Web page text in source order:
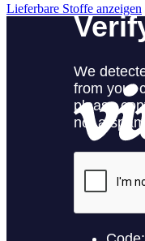
Lieferbare Stoffe anzeigen